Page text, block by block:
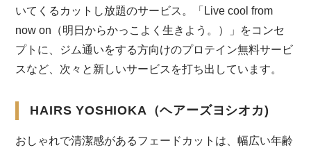
いてくるカットし放題のサービス。「Live cool from
now on（明日からかっこよく生きよう。）」をコンセ
プトに、ジム通いをする方向けのプロテイン無料サービ
スなど、次々と新しいサービスを打ち出しています。
HAIRS YOSHIOKA（ヘアーズヨシオカ)
おしゃれで清潔感があるフェードカットは、幅広い年齢